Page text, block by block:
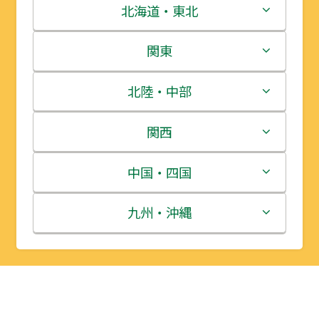
北海道・東北
北海道
青森県
岩手県
宮城県
秋田県
山形県
関東
茨城県
栃木県
群馬県
埼玉県
千葉県
北陸・中部
新潟県
富山県
石川県
福井県
関西
三重県
滋賀県
京都府
中国・四国
鳥取県
島根県
九州・沖縄
福岡県